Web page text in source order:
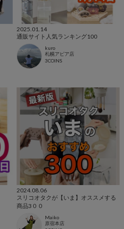
2025.01.14
通販サイト人気ランキング100
kuro
札幌アピア店
3COINS
2024.08.06
スリコオタクが【いま】オススメする
商品3００
Maiko
原宿本店